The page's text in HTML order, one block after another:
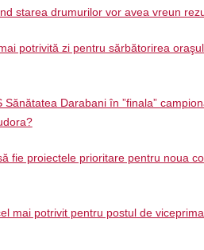
starea drumurilor vor avea vreun
potrivită zi pentru sărbătorirea
Sănătatea Darabani în ”finala”
fie proiectele prioritare pentru noua
mai potrivit pentru postul de